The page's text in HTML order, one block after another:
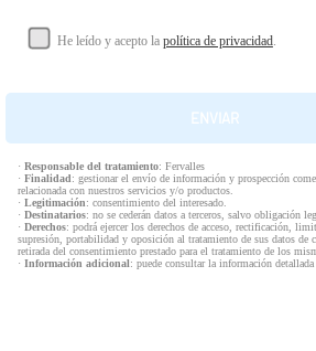
He leído y acepto la política de privacidad.
· Responsable del tratamiento: Fervalles
· Finalidad: gestionar el envío de información y prospección
relacionada con nuestros servicios y/o productos.
· Legitimación: consentimiento del interesado.
· Destinatarios: no se cederán datos a terceros, salvo obligación
· Derechos: podrá ejercer los derechos de acceso, rectificación,
supresión, portabilidad y oposición al tratamiento de sus datos de
retirada del consentimiento prestado para el tratamiento de los
· Información adicional: puede consultar la información